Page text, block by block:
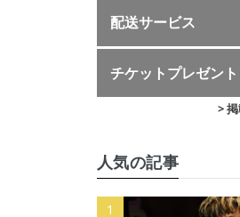
配送サービス
チケットプレゼント
>
人気の記事